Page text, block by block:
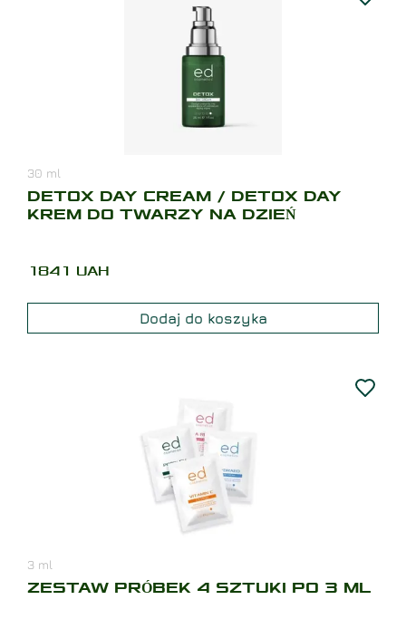
30 ml
DETOX DAY CREAM / DETOX DAY
KREM DO TWARZY NA DZIEŃ
1841 UAH
Dodaj do koszyka
3 ml
ZESTAW PRÓBEK 4 SZTUKI PO 3 ML